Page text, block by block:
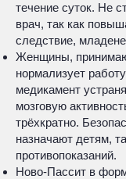
течение суток. Не
врач, так как
следствие,
Женщины,
нормализует
медикамент
мозговую
трёхкратно.
назначают детям,
противопоказаний.
Ново-Пассит в